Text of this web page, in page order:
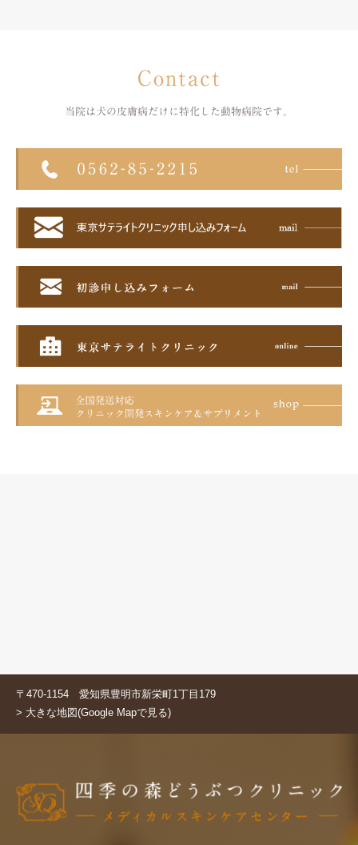
Contact
当院は犬の皮膚病だけに特化した 動物病院です。
〒470-1154 愛知県豊明市新栄町1丁目179
> 大きな地図(Google Mapで見る)